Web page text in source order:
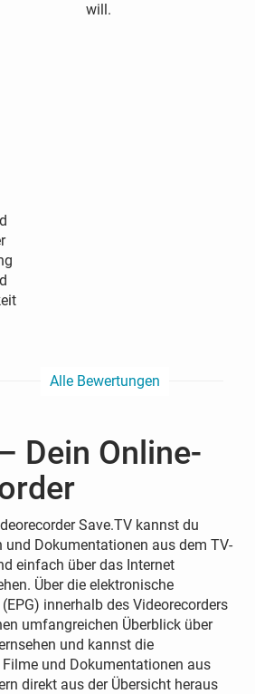
will.
Alle Bewertungen
Dein Online-
Save.TV kannst du
und Dokumentationen aus dem TV-
einfach über das Internet
Über die elektronische
innerhalb des Videorecorders
umfangreichen Überblick über
und kannst die
und Dokumentationen aus
direkt aus der Übersicht heraus